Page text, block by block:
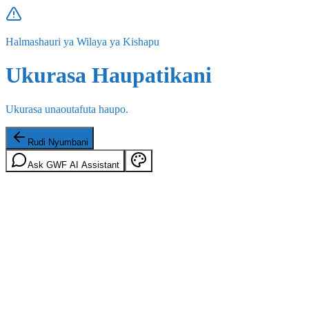
Halmashauri ya Wilaya ya Kishapu
Ukurasa Haupatikani
Ukurasa unaoutafuta haupo.
Rudi Nyumbani
Ask GWF AI Assistant